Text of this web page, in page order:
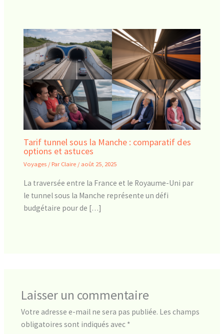
Tarif tunnel sous la Manche : comparatif des
options et astuces
Voyages / Par Claire / août 25, 2025
La traversée entre la France et le Royaume-Uni par
le tunnel sous la Manche représente un défi
budgétaire pour de […]
Laisser un commentaire
Votre adresse e-mail ne sera pas publiée. Les champs
obligatoires sont indiqués avec *